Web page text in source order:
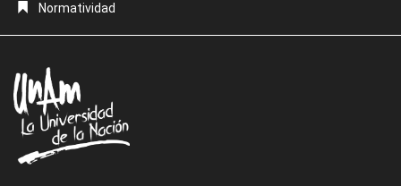
Normatividad